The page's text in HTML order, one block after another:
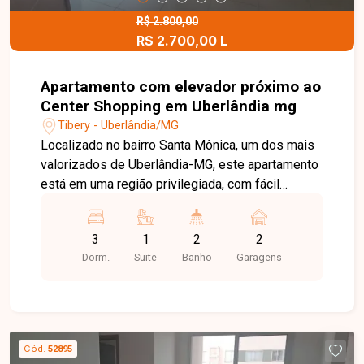
R$ 2.800,00
R$ 2.700,00 L
Apartamento com elevador próximo ao
Center Shopping em Uberlândia mg
Tibery - Uberlândia/MG
Localizado no bairro Santa Mônica, um dos mais
valorizados de Uberlândia-MG, este apartamento
está em uma região privilegiada, com fácil
oferta de supermercados, escolas,
universidades, farmácias, restaurantes e
diversos serviços. Uma excelente opção para
por apenas 03 andares e 02 apartamentos por
andar, garantindo mais privacidade e
3
Dorm.
1
Suite
2
Banho
2
Garagens
Cód. 52895